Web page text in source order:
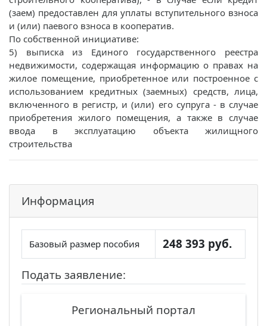
(заем) предоставлен для уплаты вступительного взноса
и (или) паевого взноса в кооператив.
По собственной инициативе:
5) выписка из Единого государственного реестра
недвижимости, содержащая информацию о правах на
жилое помещение, приобретенное или построенное с
использованием кредитных (заемных) средств, лица,
включенного в регистр, и (или) его супруга - в случае
приобретения жилого помещения, а также в случае
ввода в эксплуатацию объекта жилищного
строительства
Информация
Базовый размер пособия 248 393 руб.
Подать заявление:
Региональный портал